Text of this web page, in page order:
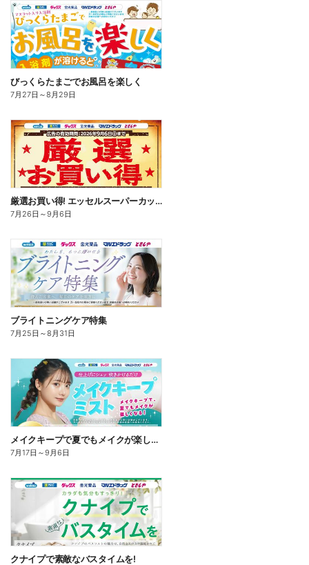
びっくらたまごでお風呂を楽しく
7月27日 ～8月29日
厳選お買い得! エッセルスーパーカップ
7月26日 ～9月6日
ブライトニングケア特集
7月25日 ～8月31日
メイクキープで夏でもメイクが楽しくなる!
7月17日 ～9月6日
クナイプで素敵なバスタイムを!